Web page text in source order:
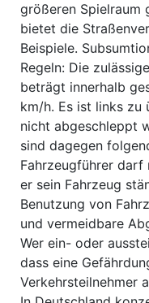
größeren Spielraum
bietet die
Beispiele.
Regeln: Die
beträgt innerhalb
km/h. Es ist links zu
nicht abgeschleppt
sind dagegen
Fahrzeugführer darf
er sein Fahrzeug
Benutzung von
und vermeidbare
Wer ein- oder
dass eine
Verkehrsteilnehmer